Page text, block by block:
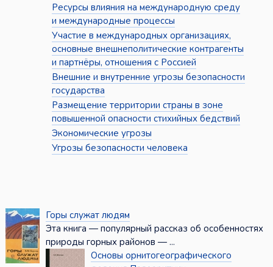
Ресурсы влияния на международную среду
и международные процессы
Участие в международных организациях,
основные внешнеполитические контрагенты
и партнёры, отношения с Россией
Внешние и внутренние угрозы безопасности
государства
Размещение территории страны в зоне
повышенной опасности стихийных бедствий
Экономические угрозы
Угрозы безопасности человека
Горы служат людям
Эта книга — популярный рассказ об особенностях
природы горных районов — ...
Основы орнитогеографического